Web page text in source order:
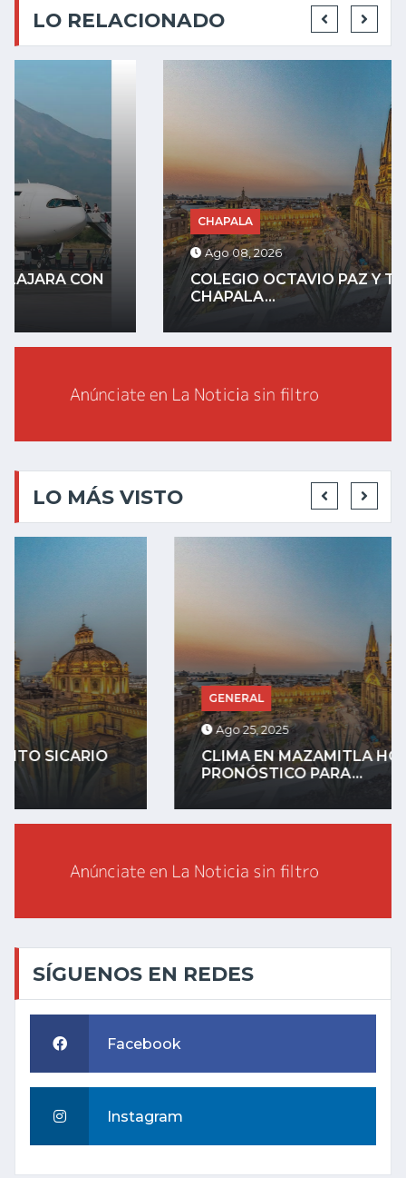
LO RELACIONADO
CHAPALA
Ago 08, 2026
COLEGIO OCTAVIO PAZ Y THE LAKE
LO MÁS VISTO
GENERAL
Ago 25, 2025
CLIMA EN MAZAMITLA HOY: EL
PRONÓSTICO PARA...
SÍGUENOS EN REDES
Facebook
Instagram